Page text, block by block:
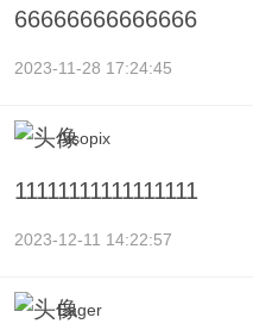
66666666666666
2023-11-28 17:24:45
Alsopix
11111111111111111
2023-12-11 14:22:57
Eager